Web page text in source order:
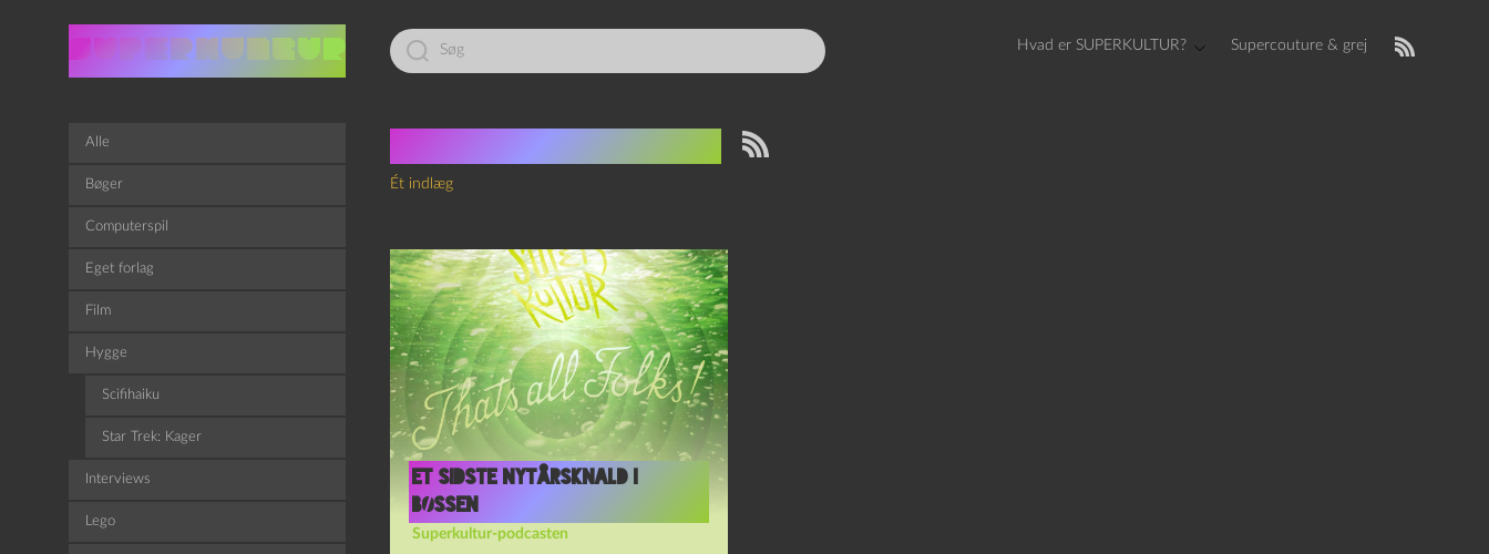
Led
efter:
Hvad er SUPERKULTUR? Supercouture & grej
Ét indlæg
Et sidste nytårsknald i
bøssen
Superkultur-podcasten
Alle
Bøger
Computerspil
Eget forlag
Film
Hygge
Scifihaiku
Star Trek: Kager
Interviews
Lego